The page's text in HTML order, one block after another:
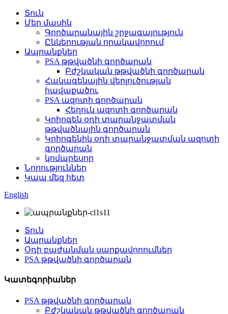
Տուն
Մեր մասին
Գործարանային շրջագայություն
Ընկերության որակավորում
Ապրանքներ
PSA թթվածնի գործարան
Բժշկական թթվածնի գործարան
Հակագենային վերլուծության
հավաքածու
PSA ազոտի գործարան
Հեղուկ ազոտի գործարան
Կրիոգեն օդի տարանջատման
թթվածնային գործարան
Կրիոգենիկ օդի տարանջատման ազոտի
գործարան
կոմպրեսոր
Նորություններ
Կապ մեզ հետ
English
Տուն
Ապրանքներ
Օդի բաժանման սարքավորումներ
PSA թթվածնի գործարան
Կատեգորիաներ
PSA թթվածնի գործարան
Բժշկական թթվածնի գործարան